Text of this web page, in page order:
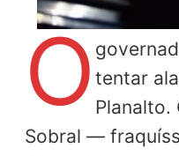
O tentar
Planalto.
Sobral —